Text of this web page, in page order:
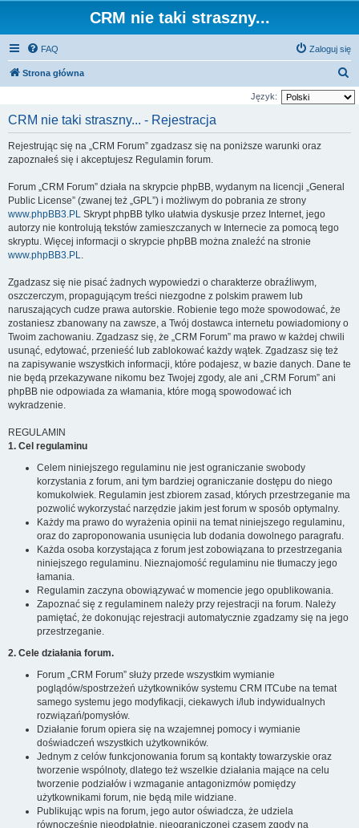
CRM nie taki straszny...
FAQ Zaloguj się
Strona główna
z
Język:
CRM nie taki straszny... - Rejestracja
Rejestrując się na „CRM Forum” zgadzasz się na poniższe warunki oraz
zapoznałeś się i akceptujesz Regulamin forum.
Forum „CRM Forum” działa na skrypcie phpBB, wydanym na licencji „General
Public License” (zwanej też „GPL”) i możliwym do pobrania ze strony
www.phpBB3.PL Skrypt phpBB tylko ułatwia dyskusje przez Internet, jego
autorzy nie kontrolują tekstów zamieszczanych w Internecie za pomocą tego
skryptu. Więcej informacji o skrypcie phpBB można znaleźć na stronie
www.phpBB3.PL.
Zgadzasz się nie pisać żadnych wypowiedzi o charakterze obraźliwym,
oszczerczym, propagującym treści niezgodne z polskim prawem lub
naruszających cudze prawa autorskie. Robienie tego może spowodować, że
zostaniesz zbanowany na zawsze, a Twój dostawca internetu powiadomiony o
Twoim zachowaniu. Zgadzasz się, że „CRM Forum” ma prawo w każdej chwili
usunąć, edytować, przenieść lub zablokować każdy wątek. Zgadzasz się też
na zapisywanie wszystkich informacji, które podajesz, w bazie danych. Dane te
nie będą przekazywane nikomu bez Twojej zgody, ale ani „CRM Forum” ani
phpBB nie odpowiada za włamania, które mogą spowodować ich
wykradzenie.
REGULAMIN
1. Cel regulaminu
Celem niniejszego regulaminu nie jest ograniczanie swobody
korzystania z forum, ani tym bardziej ograniczanie dostępu do niego
komukolwiek. Regulamin jest zbiorem zasad, których przestrzeganie ma
pozwolić wykorzystać narzędzie jakim jest forum w sposób optymalny.
Każdy ma prawo do wyrażenia opinii na temat niniejszego regulaminu,
oraz do zaproponowania usunięcia lub dodania dowolnego paragrafu.
Każda osoba korzystająca z forum jest zobowiązana to przestrzegania
niniejszego regulaminu. Nieznajomość regulaminu nie tłumaczy jego
łamania.
Regulamin zaczyna obowiązywać w momencie jego opublikowania.
Zapoznać się z regulaminem należy przy rejestracji na forum. Należy
pamiętać, że dokonując rejestracji automatycznie zgadzamy się na jego
przestrzeganie.
2. Cele działania forum.
Forum „CRM Forum” służy przede wszystkim wymianie
poglądów/spostrzeżeń użytkowników systemu CRM ITCube na temat
samego systemu jego modyfikacji, ciekawych i/lub indywidualnych
rozwiązań/pomysłów.
Działanie forum opiera się na wzajemnej pomocy i wymianie
doświadczeń wszystkich użytkowników.
Jednym z celów funkcjonowania forum są kontakty towarzyskie oraz
tworzenie wspólnoty, dlatego też wszelkie działania mające na celu
tworzenie podziałów i wzmaganie antagonizmów pomiędzy
użytkownikami forum, nie będą mile widziane.
Publikując wpis na forum, jego autor oświadcza, że udziela
równocześnie nieodpłatnie, nieograniczonej czasem zgody na